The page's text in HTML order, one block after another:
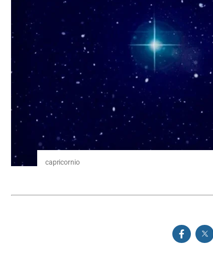
capricornio